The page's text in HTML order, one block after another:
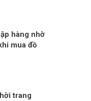
hàng nhờ
mua đồ
trang